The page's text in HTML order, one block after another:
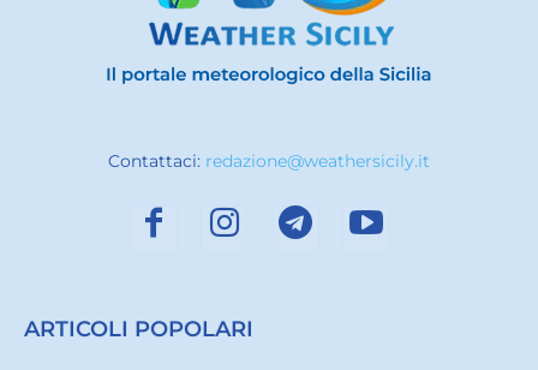
Contattaci: redazione@weathersicily.it
ARTICOLI POPOLARI